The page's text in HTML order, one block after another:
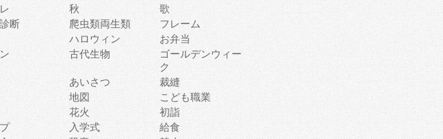
秋
歌
断 爬虫類両生類
フレーム
ハロウィン
お弁当
古代生物
ゴールデンウィー
ク
あいさつ
裁縫
地図
こども職業
花火
初詣
入学式
給食